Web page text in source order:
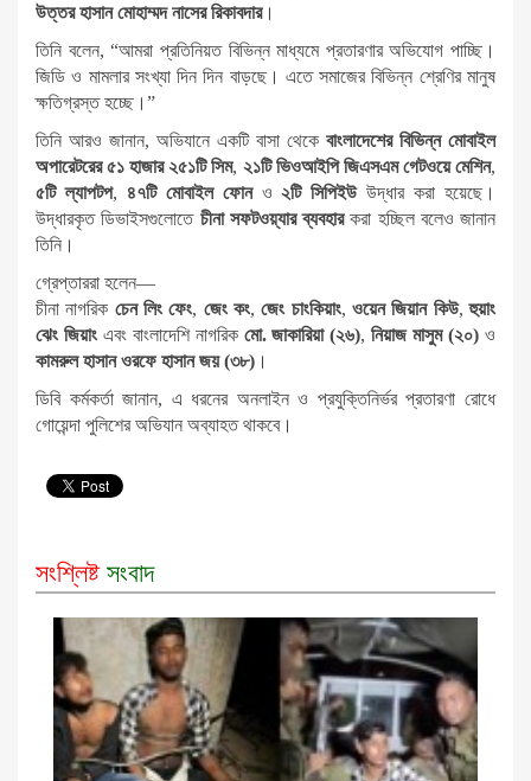
উত্তর হাসান মোহাম্মদ নাসের রিকাবদার।
তিনি বলেন, “আমরা প্রতিনিয়ত বিভিন্ন মাধ্যমে প্রতারণার অভিযোগ পাচ্ছি।
জিডি ও মামলার সংখ্যা দিন দিন বাড়ছে। এতে সমাজের বিভিন্ন শ্রেণির মানুষ
ক্ষতিগ্রস্ত হচ্ছে।”
তিনি আরও জানান, অভিযানে একটি বাসা থেকে বাংলাদেশের বিভিন্ন মোবাইল
অপারেটরের ৫১ হাজার ২৫১টি সিম, ২১টি ভিওআইপি জিএসএম গেটওয়ে মেশিন,
৫টি ল্যাপটপ, ৪৭টি মোবাইল ফোনও২টি সিপিইউউদ্ধার করা হয়েছে।
উদ্ধারকৃত ডিভাইসগুলোতে চীনা সফটওয়্যার ব্যবহারকরা হচ্ছিল বলেও জানান
তিনি।
গ্রেপ্তাররা হলেন—
চীনা নাগরিক চেন লিং ফেং, জেং কং,জেং চাংকিয়াং,ওয়েন জিয়ান কিউ,হুয়াং
ঝেং জিয়াংএবং বাংলাদেশি নাগরিক মো. জাকারিয়া (২৬),নিয়াজ মাসুম (২০) ও
কামরুল হাসান ওরফে হাসান জয় (৩৮) ।
ডিবি কর্মকর্তা জানান, এ ধরনের অনলাইন ও প্রযুক্তিনির্ভর প্রতারণা রোধে
গোয়েন্দা পুলিশের অভিযান অব্যাহত থাকবে।
সংশ্লিষ্ট সংবাদ